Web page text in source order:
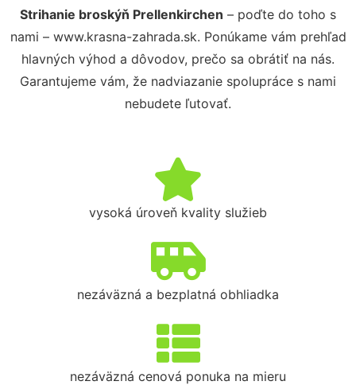
Strihanie broskýň Prellenkirchen – poďte do toho s
nami – www.krasna-zahrada.sk. Ponúkame vám prehľad
hlavných výhod a dôvodov, prečo sa obrátiť na nás.
Garantujeme vám, že nadviazanie spolupráce s nami
nebudete ľutovať.
vysoká úroveň kvality služieb
nezáväzná a bezplatná obhliadka
nezáväzná cenová ponuka na mieru